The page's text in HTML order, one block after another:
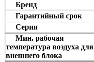
Бренд
Гарантийный срок
Серия
Мин. рабочая
температура воздуха для
внешнего блока